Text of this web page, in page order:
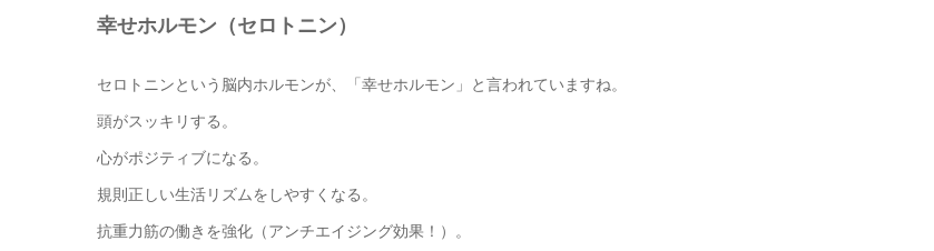
幸せホルモン（セロトニン）
セロトニンという脳内ホルモンが、「幸せホルモン」と言われていますね。
頭がスッキリする。
心がポジティブになる。
規則正しい生活リズムをしやすくなる。
抗重力筋の働きを強化（アンチエイジング効果！）。